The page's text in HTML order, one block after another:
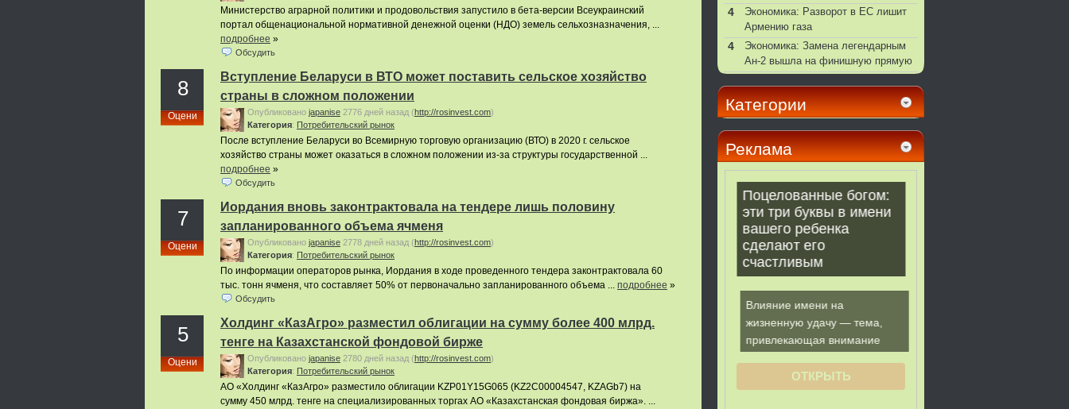
Министерство аграрной политики и продовольствия запустило в бета-версии Всеукраинский
портал общенациональной нормативной денежной оценки (НДО) земель сельхозназначения, ...
подробнее »
Обсудить
8
Оцени
Вступление Беларуси в ВТО может поставить сельское хозяйство
страны в сложном положении
Опубликовано japanise 2776 дней назад (http://rosinvest.com)
Категория: Потребительский рынок
После вступление Беларуси во Всемирную торговую организацию (ВТО) в 2020 г. сельское
хозяйство страны может оказаться в сложном положении из-за структуры государственной ...
подробнее »
Обсудить
7
Оцени
Иордания вновь законтрактовала на тендере лишь половину
запланированного объема ячменя
Опубликовано japanise 2778 дней назад (http://rosinvest.com)
Категория: Потребительский рынок
По информации операторов рынка, Иордания в ходе проведенного тендера законтрактовала 60
тыс. тонн ячменя, что составляет 50% от первоначально запланированного объема ... подробнее »
Обсудить
5
Оцени
Холдинг «КазАгро» разместил облигации на сумму более 400 млрд.
тенге на Казахстанской фондовой бирже
Опубликовано japanise 2780 дней назад (http://rosinvest.com)
Категория: Потребительский рынок
АО «Холдинг «КазАгро» разместило облигации KZP01Y15G065 (KZ2C00004547, KZAGb7) на
сумму 450 млрд. тенге на специализированных торгах АО «Казахстанская фондовая биржа». ...
4
Экономика: Разворот в ЕС лишит
Армению газа
4
Экономика: Замена легендарным
Ан-2 вышла на финишную прямую
Категории
Реклама